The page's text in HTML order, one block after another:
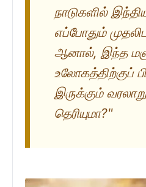
நாடுகளில்
எப்போதும்
ஆனால், இந்த
உலோகத்திற்குப்
இருக்கும்
தெரியுமா?"